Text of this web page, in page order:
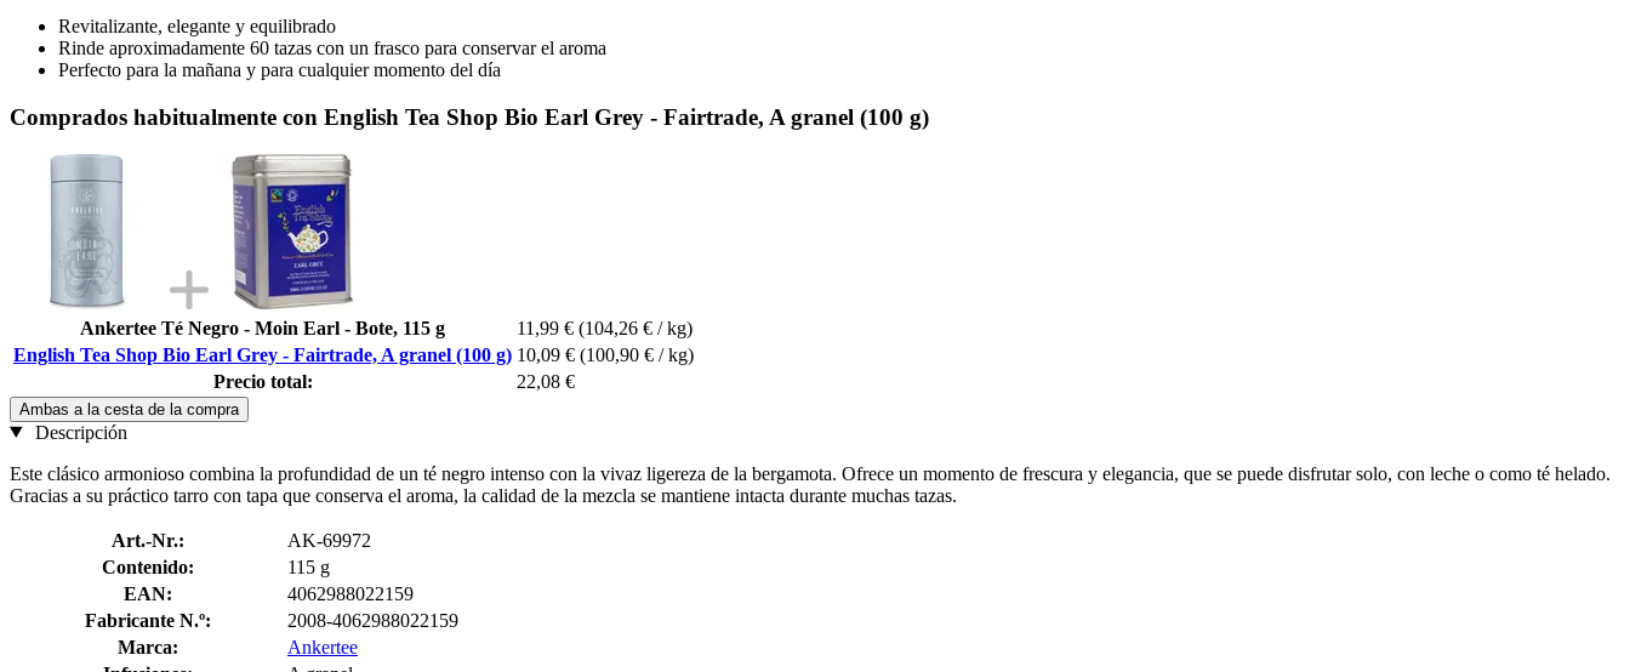
Revitalizante, elegante y equilibrado
Rinde aproximadamente 60 tazas con un frasco para conservar el aroma
Perfecto para la mañana y para cualquier momento del día
Comprados habitualmente con English Tea Shop Bio Earl Grey - Fairtrade, A granel (100 g)
Ankertee Té Negro - Moin Earl - Bote, 115 g 11,99 € (104,26 € / kg)
English Tea Shop Bio Earl Grey - Fairtrade, A granel (100 g) 10,09 € (100,90 € / kg)
Precio total:
22,08 €
Ambas a la cesta de la compra
Descripción
Este clásico armonioso combina la profundidad de un té negro intenso con la vivaz ligereza de la bergamota. Ofrece un momento de frescura y elegancia, que se puede disfrutar solo, con leche o como té helado.
Gracias a su práctico tarro con tapa que conserva el aroma, la calidad de la mezcla se mantiene intacta durante muchas tazas.
Art.-Nr.:
AK-69972
Contenido:
115 g
EAN:
4062988022159
Fabricante N.º:
2008-4062988022159
Marca:
Ankertee